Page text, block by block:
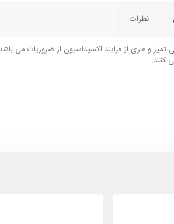
نظرات
تمیز و عاری از فرایند اکسیداسیون از ضروریات
کنند.